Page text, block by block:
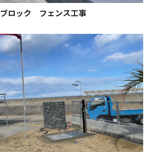
ブロック フェンス工事